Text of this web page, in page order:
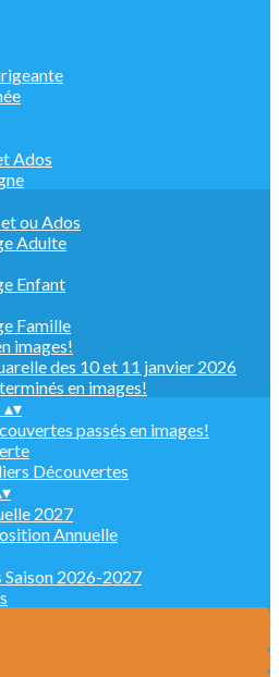
Ados
ou Ados
Adulte
Enfant
Famille
images!
des 10 et 11 janvier 2026
en images!
▴▾
passés en images!
Découvertes
▾
2027
Annuelle
Saison 2026-2027